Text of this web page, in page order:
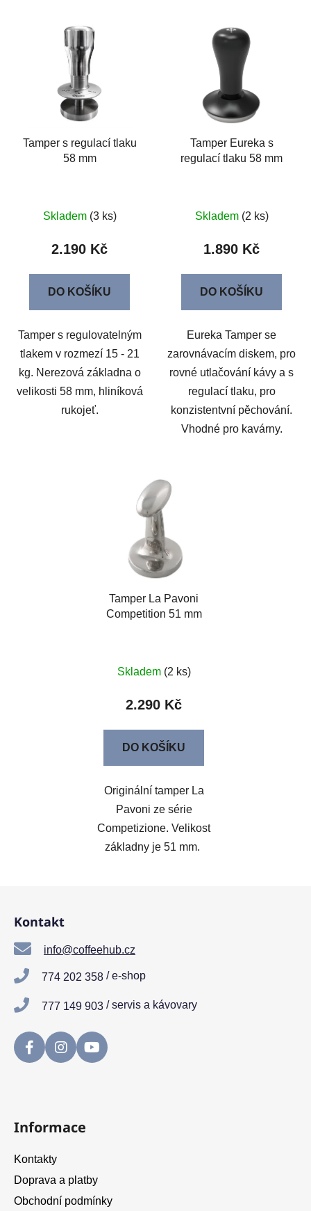
Tamper s regulací tlaku
58 mm
Skladem (3 ks)
2.190 Kč
DO KOŠÍKU
Tamper s regulovatelným
tlakem v rozmezí 15 - 21
kg. Nerezová základna o
velikosti 58 mm, hliníková
rukojeť.
Tamper Eureka s
regulací tlaku 58 mm
Skladem (2 ks)
1.890 Kč
DO KOŠÍKU
Eureka Tamper se
zarovnávacím diskem, pro
rovné utlačování kávy a s
regulací tlaku, pro
konzistentvní pěchování.
Vhodné pro kavárny.
Tamper La Pavoni
Competition 51 mm
Skladem (2 ks)
2.290 Kč
DO KOŠÍKU
Originální tamper La
Pavoni ze série
Competizione. Velikost
základny je 51 mm.
Kontakt
info@coffeehub.cz
774 202 358 / e-shop
777 149 903 / servis a kávovary
Informace
Kontakty
Doprava a platby
Obchodní podmínky